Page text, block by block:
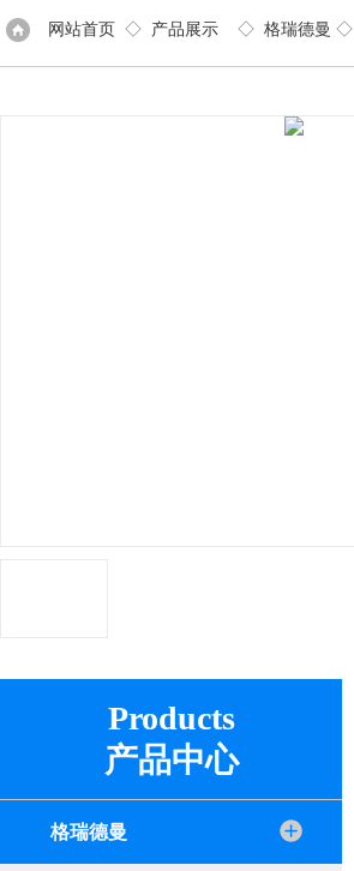
网站首页 ◇ 产品展示 ◇ 格瑞德曼
Products
产品中心
格瑞德曼